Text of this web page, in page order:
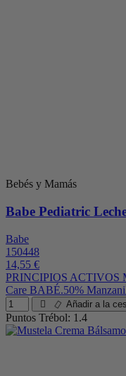
Bebés y Mamás
Babe Pediatric
Babe
150448
14,55 €
PRINCIPIOS ACTIVOS
Care BABÉ.50%
Añadir a la
Puntos Trébol: 1.4